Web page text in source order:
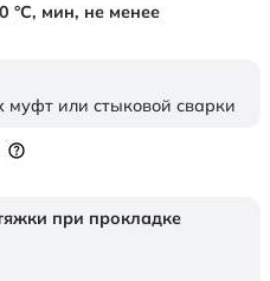
°С, мин, не менее
или стыковой сварки
при прокладке